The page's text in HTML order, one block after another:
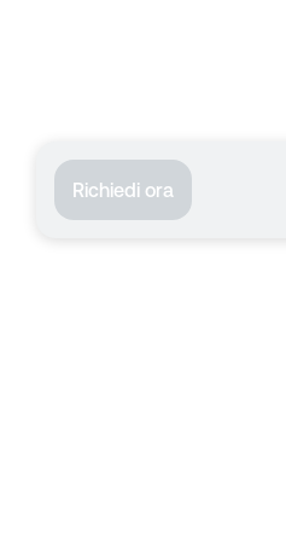
Richiedi ora